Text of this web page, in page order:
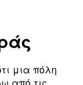
μια πόλη